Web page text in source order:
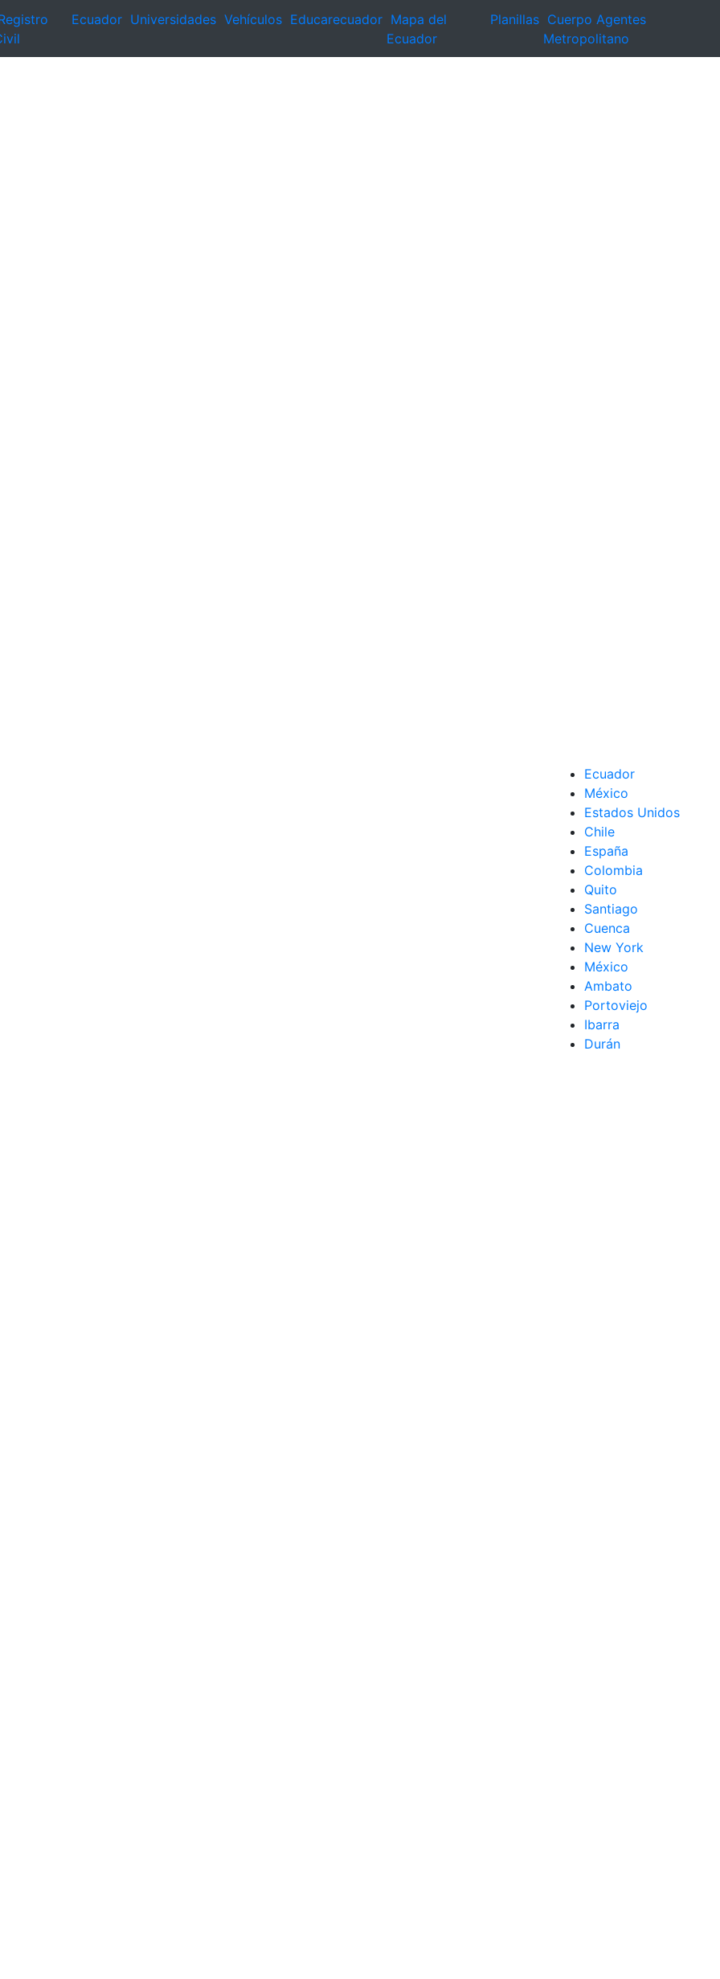
Ecuador Universidades Vehículos Educarecuador Mapa del
Ecuador
Planillas Cuerpo Agentes
Metropolitano
Ecuador
México
Estados Unidos
Chile
España
Colombia
Quito
Santiago
Cuenca
New York
México
Ambato
Portoviejo
Ibarra
Durán